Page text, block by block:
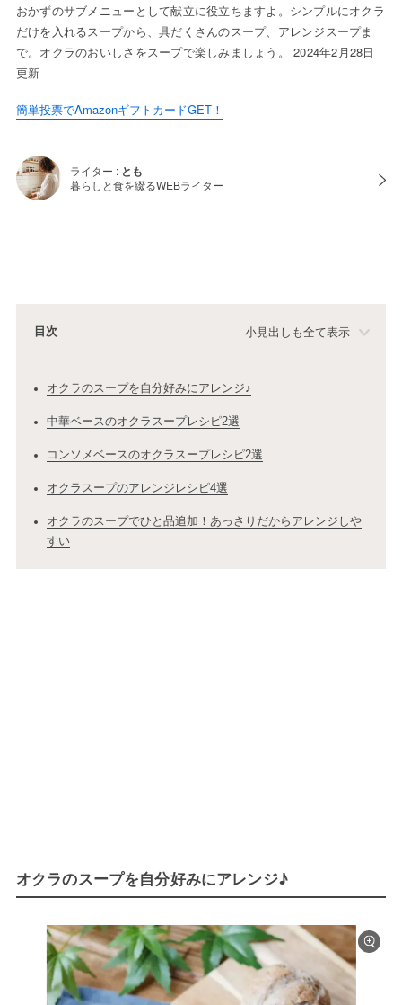
おかずのサブメニューとして献立に役立ちますよ。シンプルにオクラ
だけを入れるスープから、具だくさんのスープ、アレンジスープま
で。オクラのおいしさをスープで楽しみましょう。 2024年2月28日
更新
簡単投票でAmazonギフトカードGET！
ライター : とも
暮らしと食を綴るWEBライター
目次 小見出しも全て表示
オクラのスープを自分好みにアレンジ♪
中華ベースのオクラスープレシピ2選
コンソメベースのオクラスープレシピ2選
オクラスープのアレンジレシピ4選
オクラのスープでひと品追加！あっさりだからアレンジしや
すい
オクラのスープを自分好みにアレンジ♪